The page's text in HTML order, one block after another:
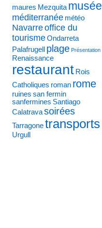
maures Mezquita musée
méditerranée météo
Navarreoffice du
tourismeOndarreta
Palafrugell
plage Présentation
Renaissance
restaurant Rois
Catholiques roman rome
ruines san fermin
sanfermines Santiago
Calatravasoirées
Tarragonetransports
Urgull